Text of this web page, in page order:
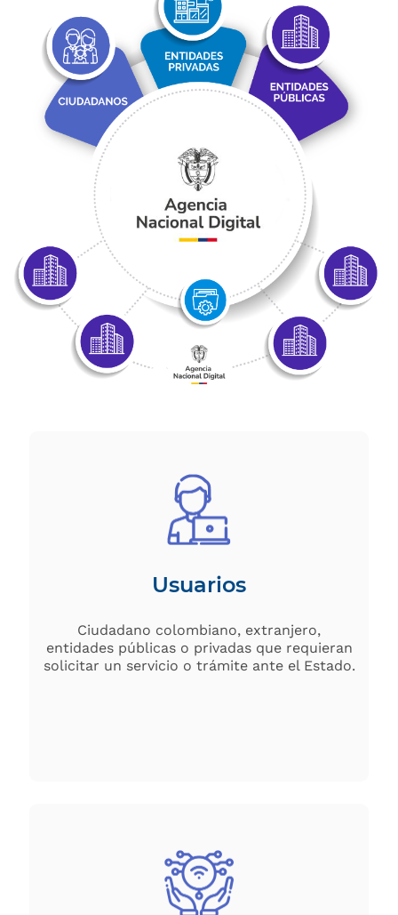
Usuarios
Ciudadano colombiano, extranjero,
entidades públicas o privadas que requieran
solicitar un servicio o trámite ante el Estado.